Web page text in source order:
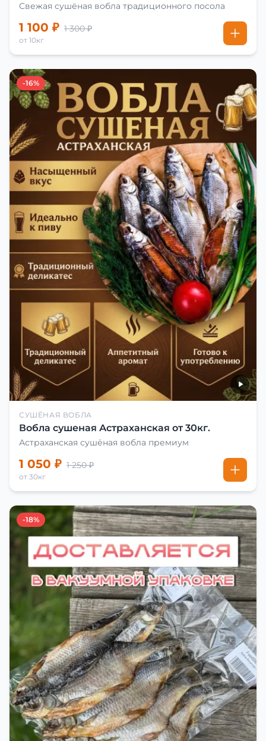
Свежая сушёная вобла традиционного посола
1 100 ₽ 1 300 ₽
от 10кг
-16%
СУШЁНАЯ ВОБЛА
Вобла сушеная Астраханская от 30кг.
Астраханская сушёная вобла премиум
1 050 ₽ 1 250 ₽
от 30кг
-18%